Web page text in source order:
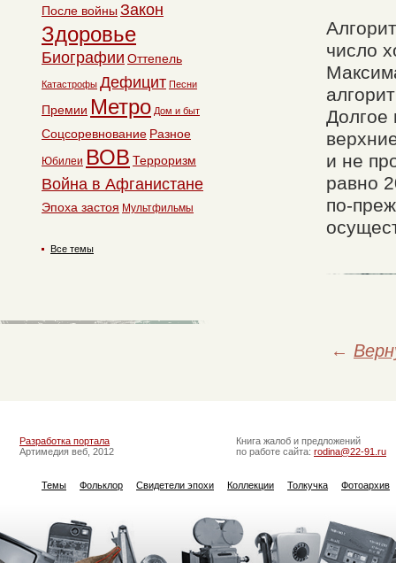
число
Долгое
и не
равно
по-
←
После войны Закон
Здоровье
Биографии Оттепель
Катастрофы Дефицит Песни
Премии Метро Дом и быт
Соцсоревнование Разное
Юбилеи ВОВ Терроризм
Война в Афганистане
Эпоха застоя Мультфильмы
Все темы
Разработка портала
Артимедия веб, 2012
Книга жалоб и предложений
по работе сайта: rodina@22-91.ru
Темы Фольклор Свидетели эпохи Коллекции Толкучка Фотоархив